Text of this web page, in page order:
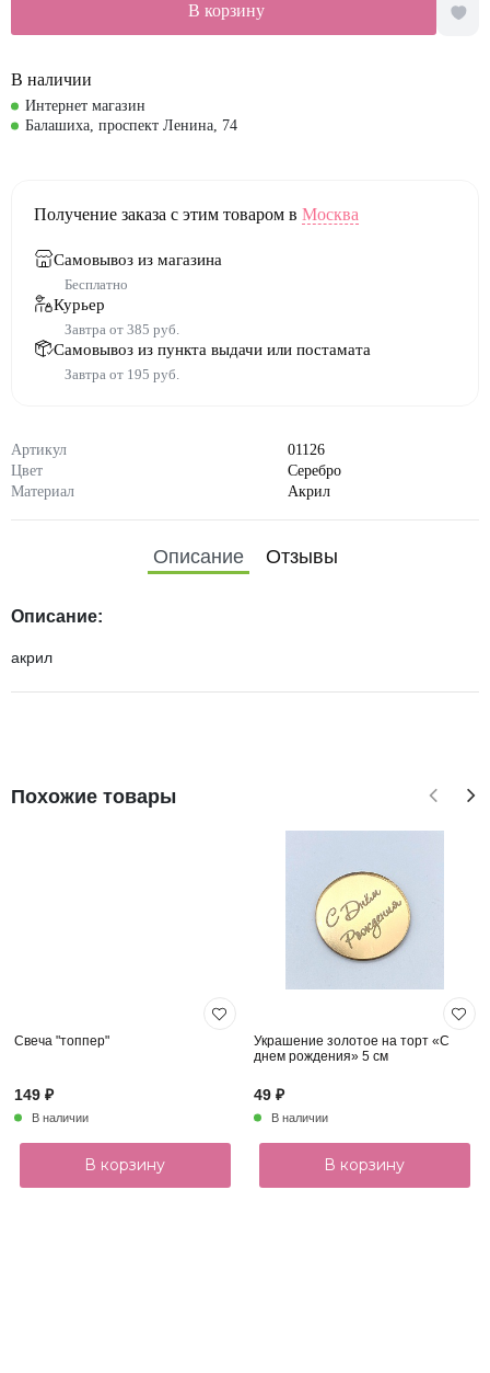
Артикул
01126
Цвет
Серебро
Материал
Акрил
В корзину
В наличии
Интернет магазин
Балашиха, проспект Ленина, 74
Получение заказа с этим товаром в Москва
Самовывоз из магазина
Бесплатно
Курьер
Завтра от 385 руб.
Самовывоз из пункта выдачи или постамата
Завтра от 195 руб.
Описание Отзывы
Описание:
акрил
Похожие товары
Свеча "топпер"
149 ₽
В наличии
В корзину
Украшение золотое на торт «С
днем рождения» 5 см
49 ₽
В наличии
В корзину